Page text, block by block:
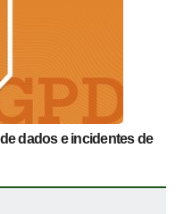
dados e incidentes de